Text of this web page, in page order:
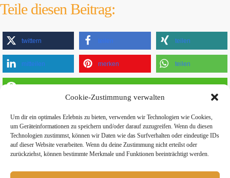
Cookie-Zustimmung verwalten
Um dir ein optimales Erlebnis zu bieten, verwenden wir Technologien wie Cookies,
um Geräteinformationen zu speichern und/oder darauf zuzugreifen. Wenn du diesen
Technologien zustimmst, können wir Daten wie das Surfverhalten oder eindeutige IDs
auf dieser Website verarbeiten. Wenn du deine Zustimmung nicht erteilst oder
zurückziehst, können bestimmte Merkmale und Funktionen beeinträchtigt werden.
Teile diesen Beitrag:
twittern teilen teilen
mitteilen merken teilen